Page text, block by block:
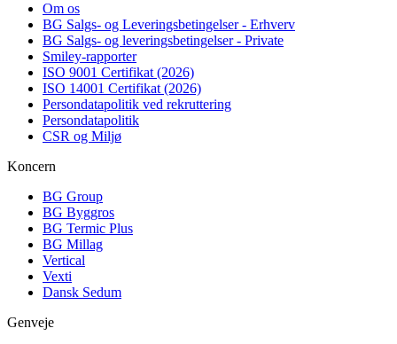
Om os
BG Salgs- og Leveringsbetingelser - Erhverv
BG Salgs- og leveringsbetingelser - Private
Smiley-rapporter
ISO 9001 Certifikat (2026)
ISO 14001 Certifikat (2026)
Persondatapolitik ved rekruttering
Persondatapolitik
CSR og Miljø
Koncern
BG Group
BG Byggros
BG Termic Plus
BG Millag
Vertical
Vexti
Dansk Sedum
Genveje